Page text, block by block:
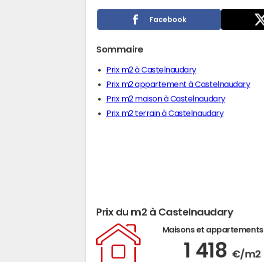
Facebook
Sommaire
Prix m2 à Castelnaudary
Prix m2 appartement à Castelnaudary
Prix m2 maison à Castelnaudary
Prix m2 terrain à Castelnaudary
Prix du m2 à Castelnaudary
Maisons et appartements
1 418 €/m2